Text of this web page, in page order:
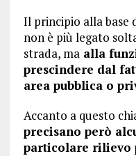
Il principio alla base
non è più legato
strada, maalla
prescindere dal
area pubblica o
Accanto a questo
precisano però
particolare rilievo